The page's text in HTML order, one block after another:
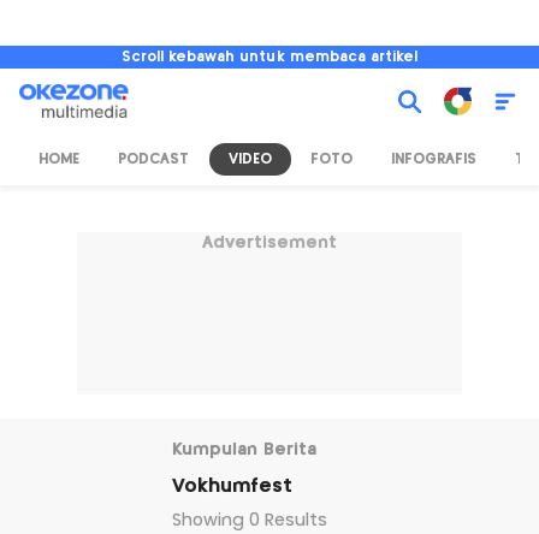
Scroll kebawah untuk membaca artikel
HOME PODCAST VIDEO FOTO INFOGRAFIS TV
Advertisement
Kumpulan Berita
Vokhumfest
Showing 0 Results